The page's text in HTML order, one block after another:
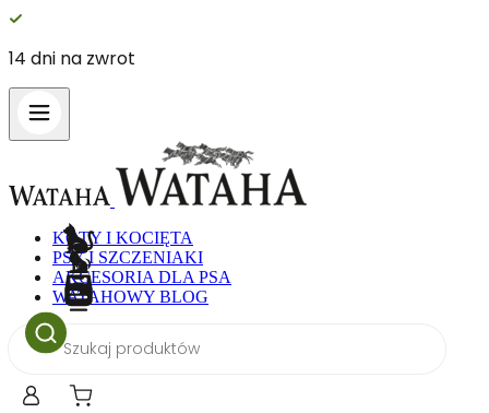
14 dni na zwrot
KOTY I KOCIĘTA
PSY I SZCZENIAKI
AKCESORIA DLA PSA
WATAHOWY BLOG
Wyszukiwarka
produktów